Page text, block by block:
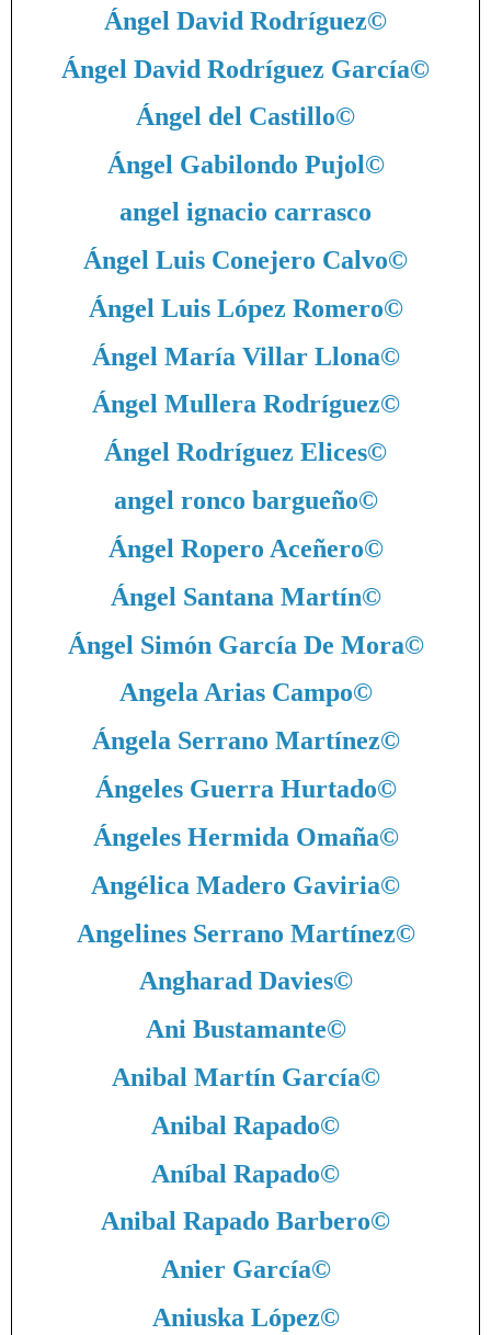
Ángel David Rodríguez©
Ángel David Rodríguez García©
Ángel del Castillo©
Ángel Gabilondo Pujol©
angel ignacio carrasco
Ángel Luis Conejero Calvo©
Ángel Luis López Romero©
Ángel María Villar Llona©
Ángel Mullera Rodríguez©
Ángel Rodríguez Elices©
angel ronco bargueño©
Ángel Ropero Aceñero©
Ángel Santana Martín©
Ángel Simón García De Mora©
Angela Arias Campo©
Ángela Serrano Martínez©
Ángeles Guerra Hurtado©
Ángeles Hermida Omaña©
Angélica Madero Gaviria©
Angelines Serrano Martínez©
Angharad Davies©
Ani Bustamante©
Anibal Martín García©
Anibal Rapado©
Aníbal Rapado©
Anibal Rapado Barbero©
Anier García©
Aniuska López©